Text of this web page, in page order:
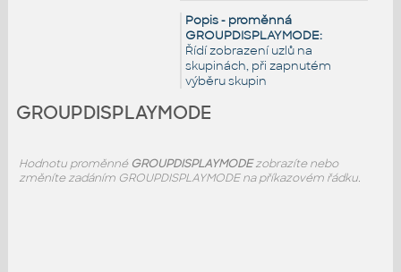
Popis - proměnná
GROUPDISPLAYMODE:
Řídí zobrazení uzlů na
skupinách, při zapnutém
výběru skupin
GROUPDISPLAYMODE
Hodnotu proměnné GROUPDISPLAYMODEzobrazíte nebo
změníte zadáním GROUPDISPLAYMODE na příkazovém řádku.